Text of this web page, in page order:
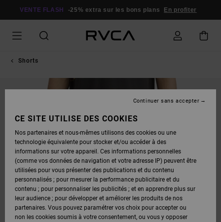
VENTE FLASH -25% extra sur les bons plans En profiter
Shorts
CE SITE UTILISE DES COOKIES
Nos partenaires et nous-mêmes utilisons des cookies ou une
technologie équivalente pour stocker et/ou accéder à des
informations sur votre appareil. Ces informations personnelles
(comme vos données de navigation et votre adresse IP) peuvent être
utilisées pour vous présenter des publications et du contenu
personnalisés ; pour mesurer la performance publicitaire et du
contenu ; pour personnaliser les publicités ; et en apprendre plus sur
leur audience ; pour développer et améliorer les produits de nos
partenaires. Vous pouvez paramétrer vos choix pour accepter ou
non les cookies soumis à votre consentement, ou vous y opposer
Continuer sans accepter